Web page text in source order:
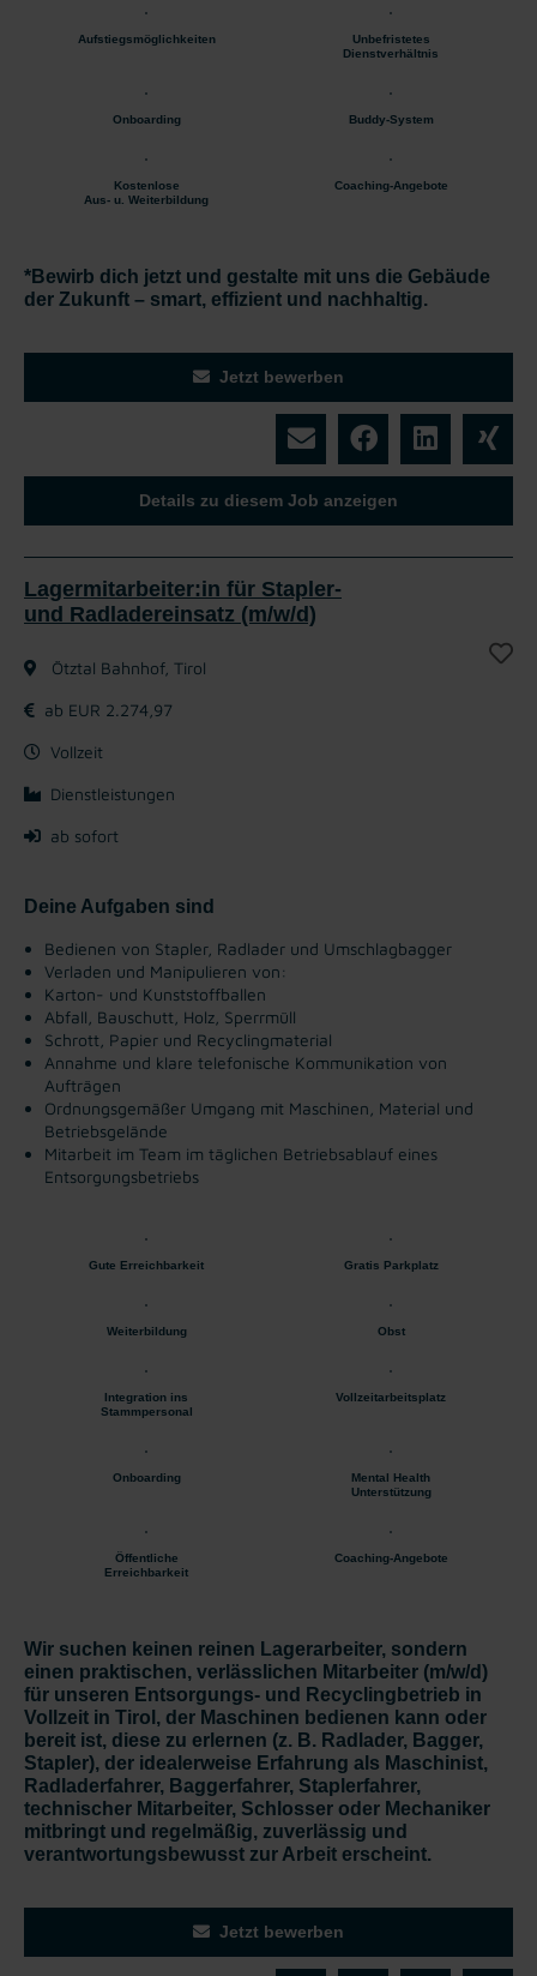
Aufstiegsmöglichkeiten
Unbefristetes
Dienstverhältnis
Onboarding Buddy-System
Kostenlose
Aus- u. Weiterbildung
Coaching-Angebote
*Bewirb dich jetzt und gestalte mit uns die Gebäude
der Zukunft – smart, effizient und nachhaltig.
Jetzt bewerben
Details zu diesem Job anzeigen
Lagermitarbeiter:in für Stapler-
und Radladereinsatz (m/w/d)
Ötztal Bahnhof, Tirol
ab EUR 2.274,97
Vollzeit
Dienstleistungen
ab sofort
Deine Aufgaben sind
Bedienen von Stapler, Radlader und Umschlagbagger
Verladen und Manipulieren von:
Karton- und Kunststoffballen
Abfall, Bauschutt, Holz, Sperrmüll
Schrott, Papier und Recyclingmaterial
Annahme und klare telefonische Kommunikation von
Aufträgen
Ordnungsgemäßer Umgang mit Maschinen, Material und
Betriebsgelände
Mitarbeit im Team im täglichen Betriebsablauf eines
Entsorgungsbetriebs
Gute Erreichbarkeit Gratis Parkplatz
Weiterbildung Obst
Integration ins
Stammpersonal
Vollzeitarbeitsplatz
Onboarding
Mental Health
Unterstützung
Öffentliche
Erreichbarkeit
Coaching-Angebote
Wir suchen keinen reinen Lagerarbeiter, sondern
einen praktischen, verlässlichen Mitarbeiter (m/w/d)
für unseren Entsorgungs- und Recyclingbetrieb in
Vollzeit in Tirol, der Maschinen bedienen kann oder
bereit ist, diese zu erlernen (z. B. Radlader, Bagger,
Stapler), der idealerweise Erfahrung als Maschinist,
Radladerfahrer, Baggerfahrer, Staplerfahrer,
technischer Mitarbeiter, Schlosser oder Mechaniker
mitbringt und regelmäßig, zuverlässig und
verantwortungsbewusst zur Arbeit erscheint.
Jetzt bewerben